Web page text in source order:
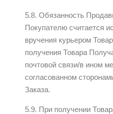
5.8. Обязанность
Покупателю считается
вручения курьером
получения Товара
почтовой связи/в ином
согласованном
Заказа.
5.9. При получении